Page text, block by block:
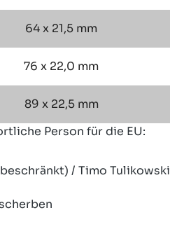
64 x 21,5 mm
76 x 22,0 mm
89 x 22,5 mm
Person für die EU:
/ Timo Tulikowski